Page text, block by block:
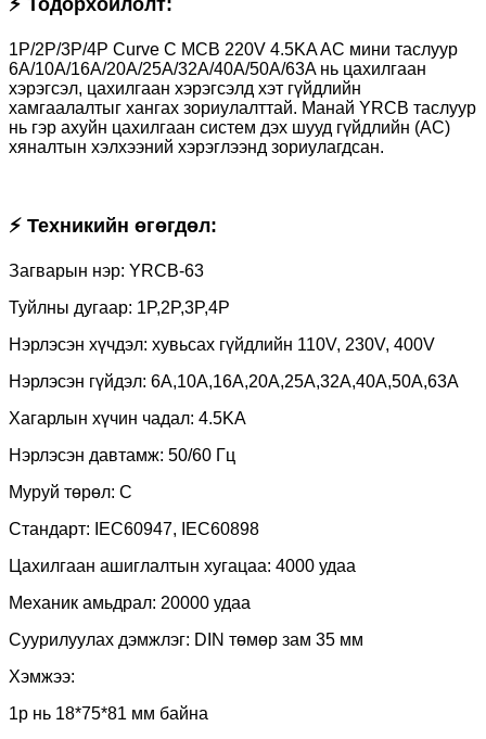
1P/2P/3P/4P Curve C MCB 220V 4.5KA AC мини таслуур
6A/10A/16A/20A/25A/32A/40A/50A/63A нь цахилгаан
хэрэгсэл, цахилгаан хэрэгсэлд хэт гүйдлийн
хамгаалалтыг хангах зориулалттай. Манай YRCB таслуур
нь гэр ахуйн цахилгаан систем дэх шууд гүйдлийн (AC)
хяналтын хэлхээний хэрэглээнд зориулагдсан.
⚡ Техникийн өгөгдөл:
Загварын нэр: YRCB-63
Туйлны дугаар: 1P,2P,3P,4P
Нэрлэсэн хүчдэл: хувьсах гүйдлийн 110V, 230V, 400V
Нэрлэсэн гүйдэл: 6A,10A,16A,20A,25A,32A,40A,50A,63A
Хагарлын хүчин чадал: 4.5KA
Нэрлэсэн давтамж: 50/60 Гц
Муруй төрөл: C
Стандарт: IEC60947, IEC60898
Цахилгаан ашиглалтын хугацаа: 4000 удаа
Механик амьдрал: 20000 удаа
Суурилуулах дэмжлэг: DIN төмөр зам 35 мм
Хэмжээ:
1p нь 18*75*81 мм байна